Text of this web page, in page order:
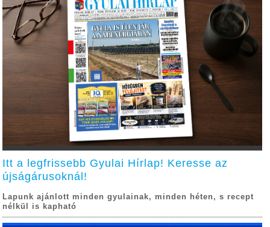
Itt a legfrissebb Gyulai Hírlap! Keresse az
újságárusoknál!
Lapunk ajánlott minden gyulainak, minden héten, s recept
nélkül is kapható